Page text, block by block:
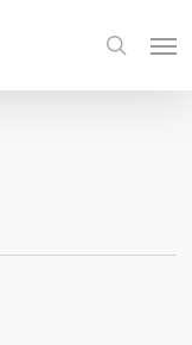
search